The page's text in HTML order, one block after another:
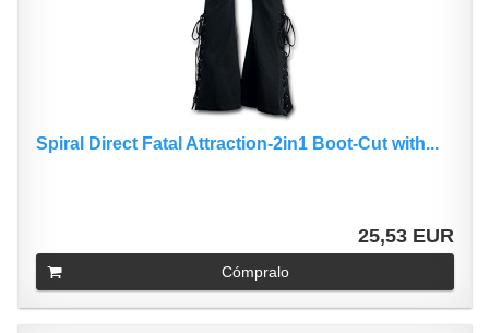
Spiral Direct Fatal Attraction-2in1 Boot-Cut with...
25,53 EUR
Cómpralo